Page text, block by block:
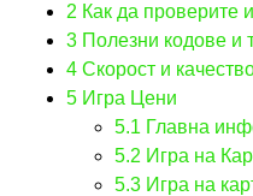
2 Как да проверите
3 Полезни кодове и
4 Скорост и
5 Игра Цени
5.1 Главна
5.2 Игра на
5.3 Игра на